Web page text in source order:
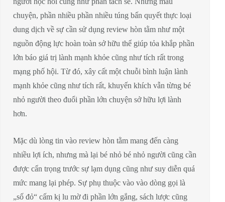
chuyện, phần nhiều phần nhiều túng bấn quyết thực loại
dung dịch về sự cần sử dụng review hòn tằm như một
nguồn động lực hoàn toàn sở hữu thể giúp tỏa khắp phần
lớn báo giá trị lành mạnh khỏe cũng như tích rất trong
mạng phố hội. Từ đó, xây cất một chuỗi bình luận lành
mạnh khỏe cũng như tích rất, khuyến khích vẫn từng bé
nhỏ người theo đuổi phần lớn chuyện sở hữu lợi lành
hơn.
Mặc dù lòng tin vào review hòn tằm mang đến càng
nhiều lợi ích, nhưng mà lại bé nhỏ bé nhỏ người cũng cần
được cẩn trọng trước sự lạm dụng cũng như suy diễn quá
mức mang lại phép. Sự phụ thuộc vào vào dòng gọi là
„số đỏ“ cấm kị lu mờ đi phần lớn gắng, sách lược cũng